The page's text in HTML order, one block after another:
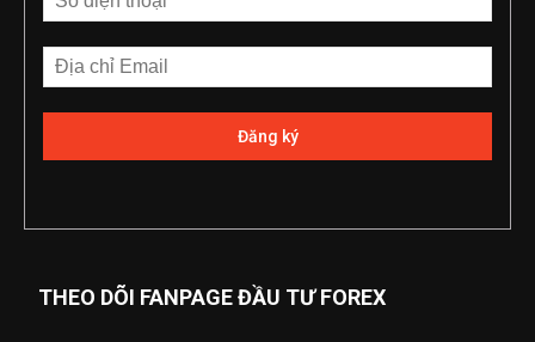
THEO DÕI FANPAGE ĐẦU TƯ FOREX